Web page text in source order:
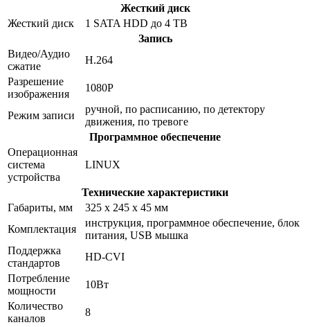
Жесткий диск
Жесткий диск
1 SATA HDD до 4 TB
Запись
Видео/Аудио
сжатие
H.264
Разрешение
изображения
1080P
Режим записи
ручной, по расписанию, по детектору
движения, по тревоге
Программное обеспечение
Операционная
система
устройства
LINUX
Технические характеристики
Габариты, мм
325 x 245 x 45 мм
Комплектация
инструкция, программное обеспечение, блок
питания, USB мышка
Поддержка
стандартов
HD-CVI
Потребление
мощности
10Вт
Количество
каналов
8